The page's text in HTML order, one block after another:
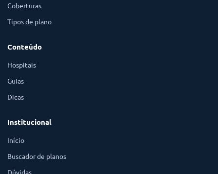
Coberturas
Tipos de plano
Conteúdo
Hospitais
Guias
Dicas
Institucional
Início
Buscador de planos
Dúvidas